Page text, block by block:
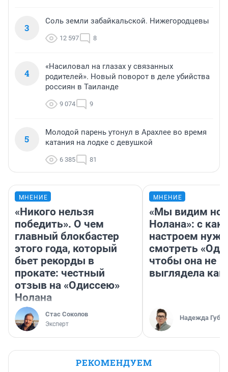
3
Соль земли забайкальской. Нижегородцевы
12 597 8
4
«Насиловал на глазах у связанных
родителей». Новый поворот в деле убийства
россиян в Таиланде
9 074 9
5
Молодой парень утонул в Арахлее во время
катания на лодке с девушкой
6 385 81
МНЕНИЕ
«Никого нельзя
победить». О чем
главный блокбастер
этого года, который
бьет рекорды в
прокате: честный
отзыв на «Одиссею»
Нолана
Стас Соколов
Эксперт
МНЕНИЕ
«Мы видим
Нолана»: с
настроем
смотреть
чтобы она не
выглядела как
Надежда
РЕКОМЕНДУЕМ